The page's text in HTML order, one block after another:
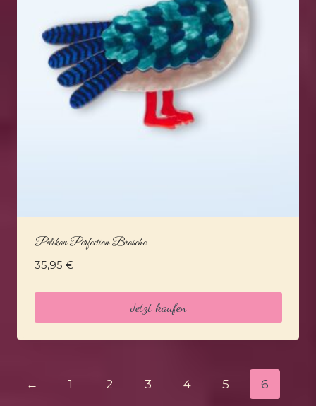
Pelikan Perfection Brosche
35,95 €
Jetzt kaufen
← 1 2 3 4 5 6